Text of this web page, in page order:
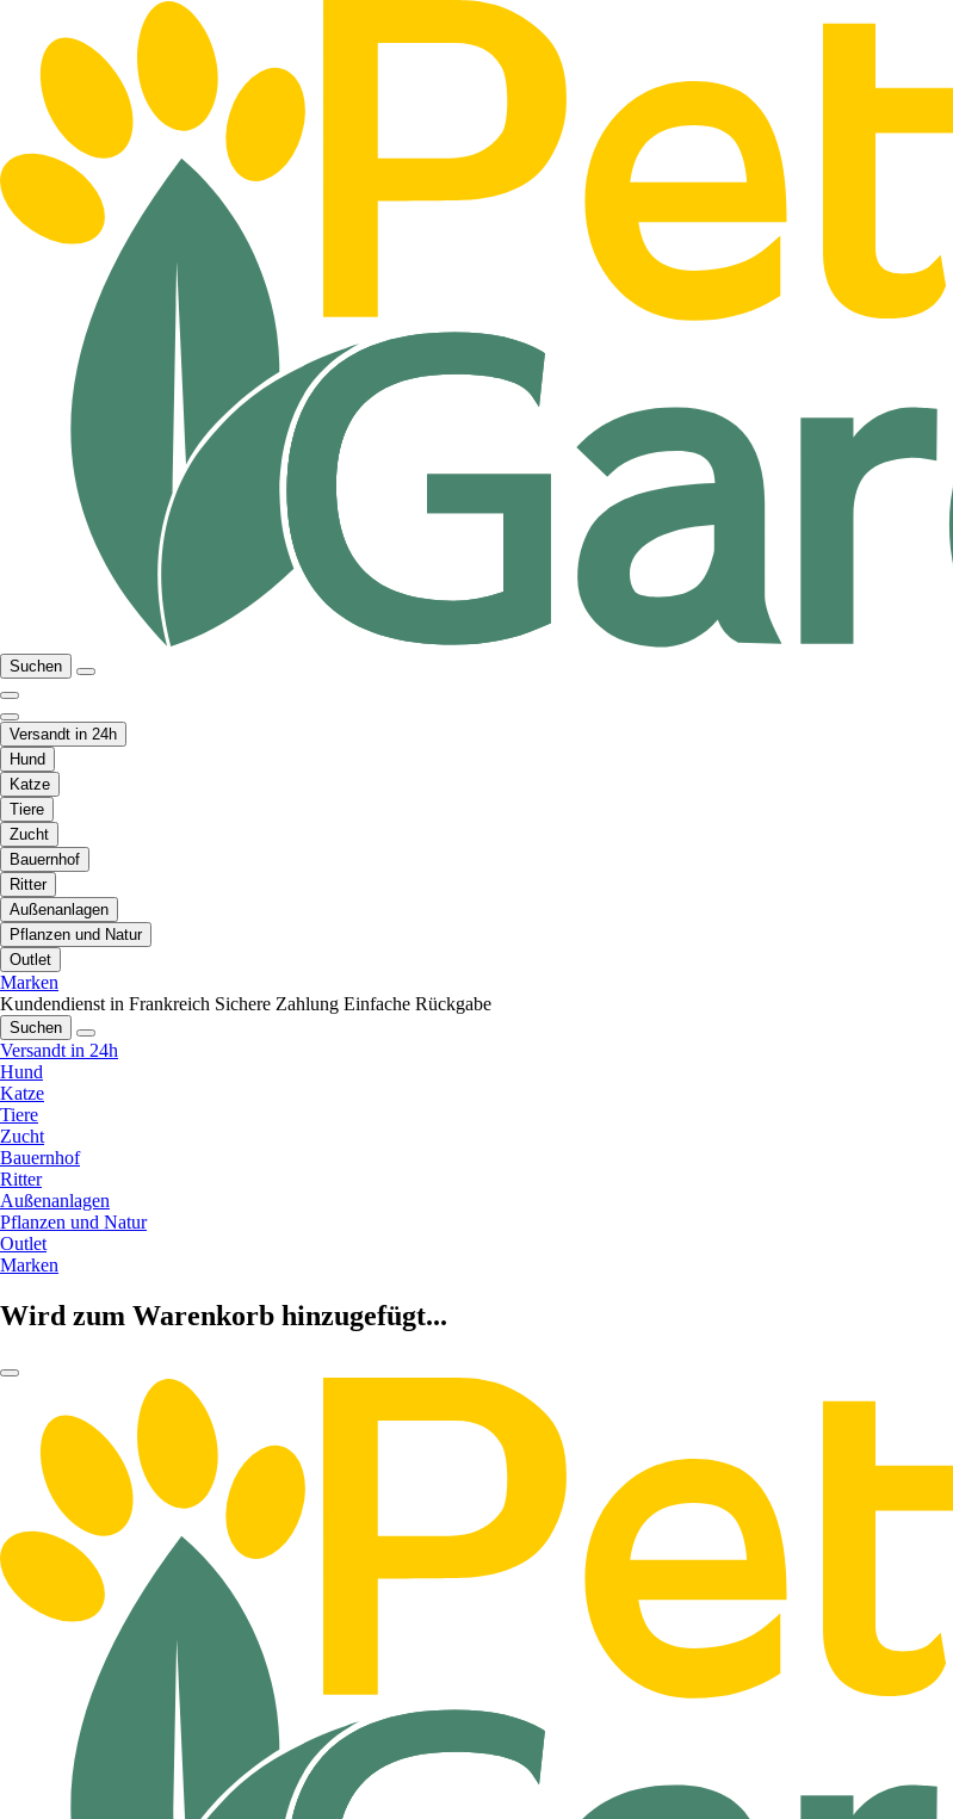
Suchen
Versandt in 24h
Hund
Katze
Tiere
Zucht
Bauernhof
Ritter
Außenanlagen
Pflanzen und Natur
Outlet
Marken
Kundendienst in Frankreich Sichere Zahlung Einfache Rückgabe
Suchen
Versandt in 24h
Hund
Katze
Tiere
Zucht
Bauernhof
Ritter
Außenanlagen
Pflanzen und Natur
Outlet
Marken
Wird zum Warenkorb hinzugefügt...